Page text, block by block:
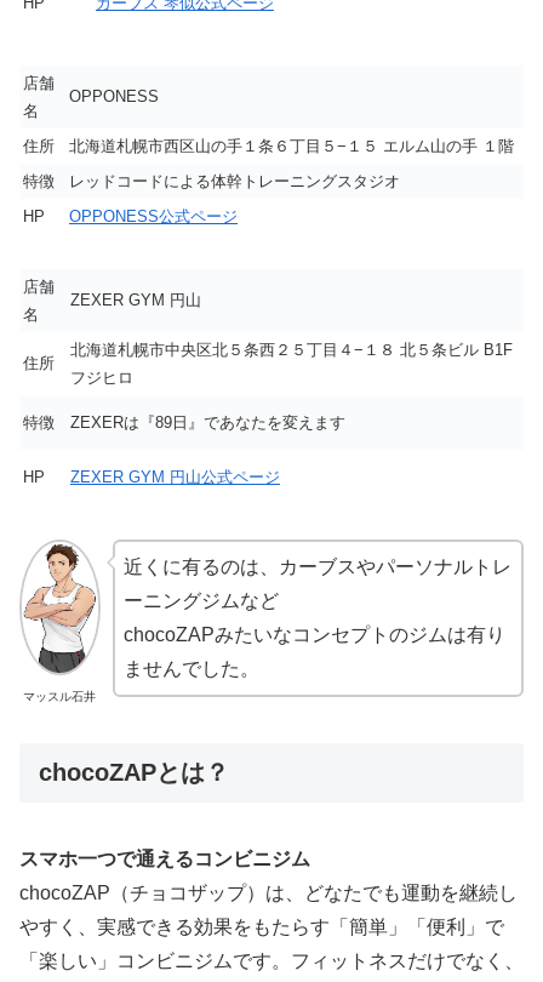
店舗
名
OPPONESS
住所
北海道札幌市西区山の手１条６丁目５−１５ エルム山の手 １階
特徴
レッドコードによる体幹トレーニングスタジオ
HP
OPPONESS公式ページ
店舗
名
ZEXER GYM 円山
住所
北海道札幌市中央区北５条西２５丁目４−１８ 北５条ビル B1F
フジヒロ
特徴 ZEXERは『89日』であなたを変えます
HP ZEXER GYM 円山公式ページ
マッスル石井
近くに有るのは、カーブスやパーソナルトレ
ーニングジムなど
chocoZAPみたいなコンセプトのジムは有り
ませんでした。
chocoZAPとは？
スマホ一つで通えるコンビニジム
chocoZAP（チョコザップ）は、どなたでも運動を継続し
やすく、実感できる効果をもたらす「簡単」「便利」で
「楽しい」コンビニジムです。フィットネスだけでなく、